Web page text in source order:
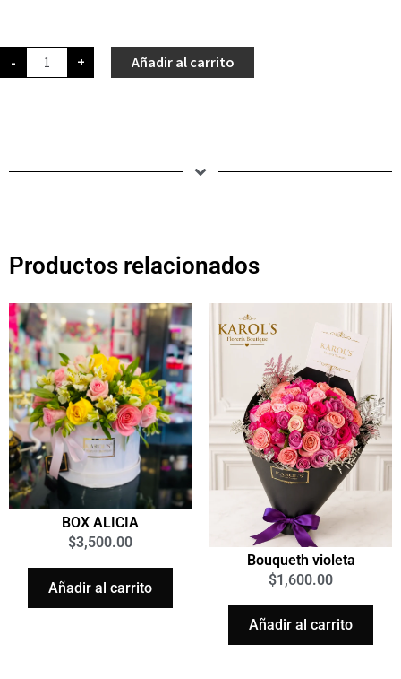
- + Añadir al carrito
Productos relacionados
BOX ALICIA
$3,500.00
Añadir al carrito
Bouqueth violeta
$1,600.00
Añadir al carrito